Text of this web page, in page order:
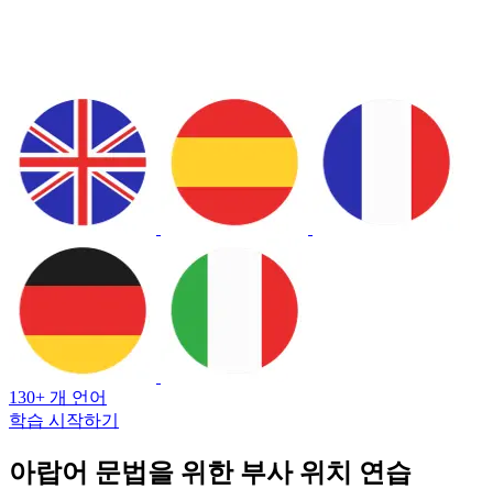
130+ 개 언어
학습 시작하기
아랍어 문법을 위한 부사 위치 연습